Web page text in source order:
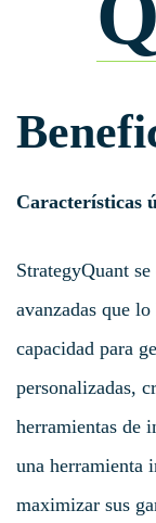
Características
StrategyQuant
avanzadas que
capacidad para
personalizadas,
herramientas de
una herramienta
maximizar sus